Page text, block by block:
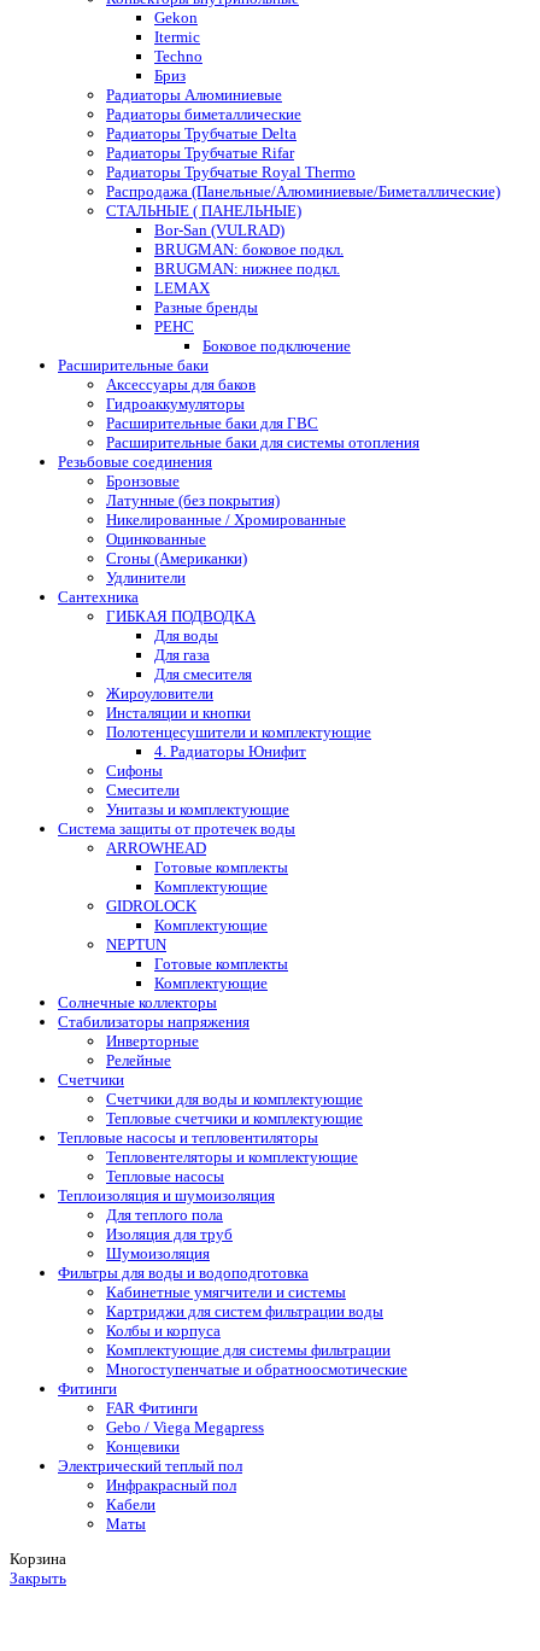
Gekon
Itermic
Techno
Бриз
Радиаторы Алюминиевые
Радиаторы биметаллические
Радиаторы Трубчатые Delta
Радиаторы Трубчатые Rifar
Радиаторы Трубчатые Royal Thermo
Распродажа (Панельные/Алюминиевые/Биметаллические)
СТАЛЬНЫЕ ( ПАНЕЛЬНЫЕ)
Bor-San (VULRAD)
BRUGMAN: боковое подкл.
BRUGMAN: нижнее подкл.
LEMAX
Разные бренды
РЕНС
Боковое подключение
Расширительные баки
Аксессуары для баков
Гидроаккумуляторы
Расширительные баки для ГВС
Расширительные баки для системы отопления
Резьбовые соединения
Бронзовые
Латунные (без покрытия)
Никелированные / Хромированные
Оцинкованные
Сгоны (Американки)
Удлинители
Сантехника
ГИБКАЯ ПОДВОДКА
Для воды
Для газа
Для смесителя
Жироуловители
Инсталяции и кнопки
Полотенцесушители и комплектующие
4. Радиаторы Юнифит
Сифоны
Смесители
Унитазы и комплектующие
Система защиты от протечек воды
ARROWHEAD
Готовые комплекты
Комплектующие
GIDROLOCK
Комплектующие
NEPTUN
Готовые комплекты
Комплектующие
Солнечные коллекторы
Стабилизаторы напряжения
Инверторные
Релейные
Счетчики
Счетчики для воды и комплектующие
Тепловые счетчики и комплектующие
Тепловые насосы и тепловентиляторы
Тепловентеляторы и комплектующие
Тепловые насосы
Теплоизоляция и шумоизоляция
Для теплого пола
Изоляция для труб
Шумоизоляция
Фильтры для воды и водоподготовка
Кабинетные умягчители и системы
Картриджи для систем фильтрации воды
Колбы и корпуса
Комплектующие для системы фильтрации
Многоступенчатые и обратноосмотические
Фитинги
FAR Фитинги
Gebo / Viega Megapress
Концевики
Электрический теплый пол
Инфракрасный пол
Кабели
Маты
Корзина
Закрыть